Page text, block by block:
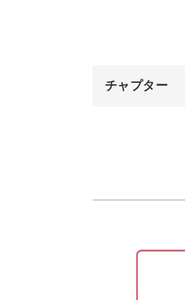
そうした少し
チャプター
輪郭とガ